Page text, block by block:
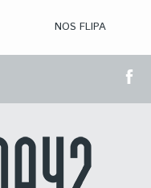
NOS FLIPA